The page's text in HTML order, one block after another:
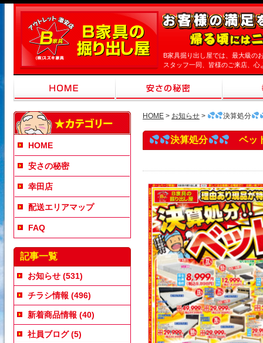
B家具掘り出し屋では、最大級の
スタッフ一同、皆様のご来店、
HOME > お知らせ > 決算処分
決算処分 ベッ
HOME
安さの秘密
幸田店
配送エリアマップ
FAQ
記事一覧
お知らせ (531)
チラシ情報 (496)
新着商品情報 (40)
社員ブログ(5)